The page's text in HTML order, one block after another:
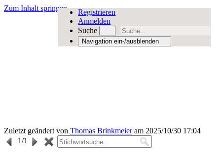
Zum Inhalt springen
Registrieren
Anmelden
Suche
Navigation ein-/ausblenden
Zuletzt geändert von Thomas Brinkmeieram 2025/10/30 17:04
1/1